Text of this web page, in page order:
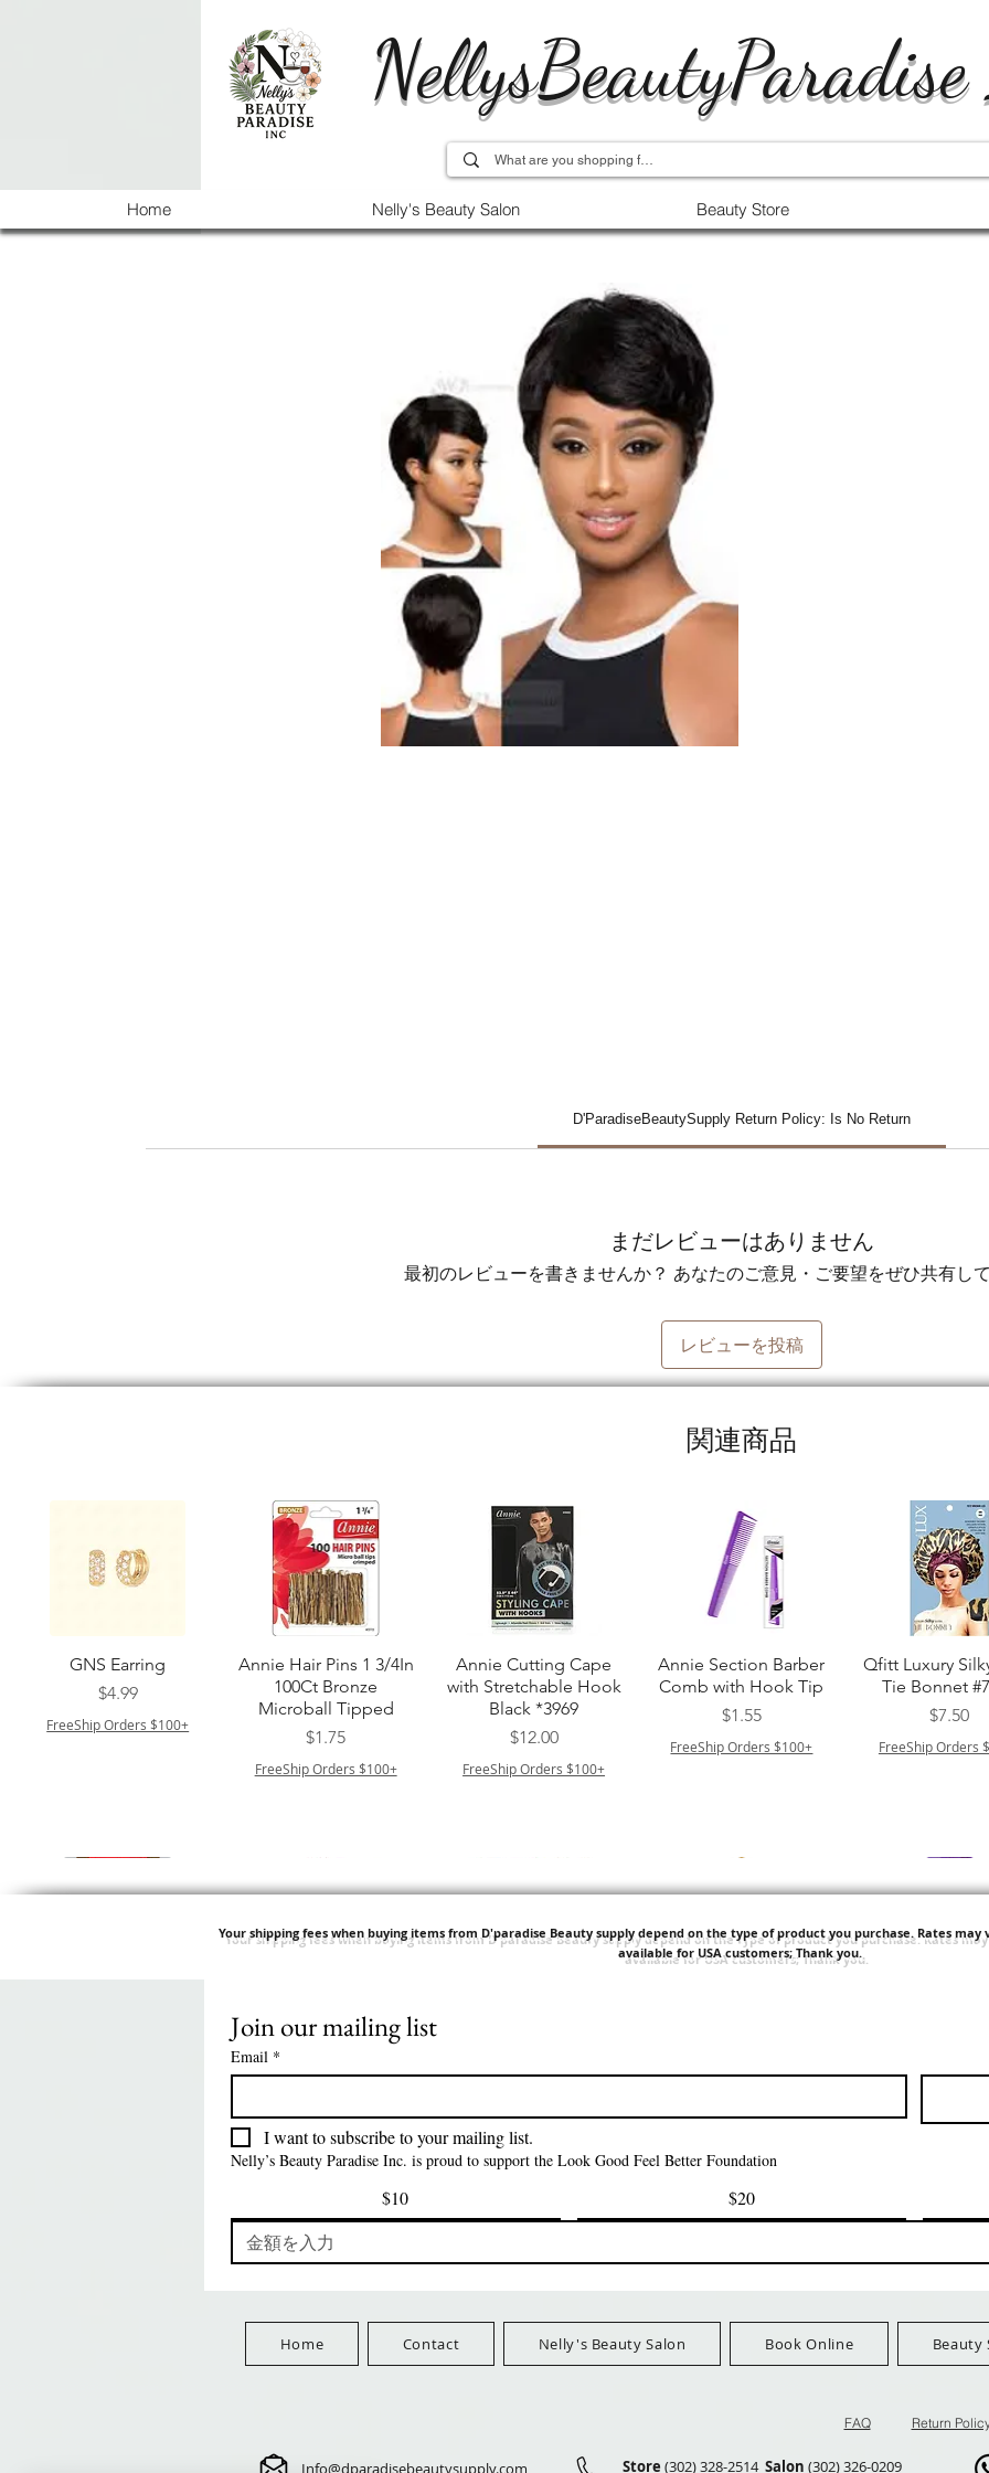
Home Nelly's Beauty Salon Beauty Store
D'ParadiseBeautySupply Return Policy: Is No Return
まだレビューはありません
最初のレビューを書きませんか？ あなたのご意見・ご要望をぜひ共有して
レビューを投稿
関連商品
クイックビュー
GNS Earring
価格
$4.99
FreeShip Orders $100+
クイックビュー
Annie Hair Pins 1 3/4In
100Ct Bronze
Microball Tipped
価格
$1.75
FreeShip Orders $100+
クイックビュー
Annie Cutting Cape
with Stretchable Hook
Black *3969
価格
$12.00
FreeShip Orders $100+
クイックビュー
Annie Section Barber
Comb with Hook Tip
価格
$1.55
FreeShip Orders $100+
クイックビ
Qfitt Luxury
Tie Bonnet
価格
$7.50
FreeShip Orders
クイックビュー
QFITT ORGANIC
DRAWSTRING SLEEP
FreeShip Orders $100+
FreeShip Orders $100+
価格
$42.00
価格
$24.99
クイックビュー
Harlem 125 Gogo
Time Synthetic Hair
Wig - GGT03
FreeShip Orders $100+
Your shipping fees when buying items from D'paradise Beauty supply depend on the type of product you purchase. Rates may
available for USA customers; Thank you.
Join our mailing list
Email *
I want to subscribe to your mailing list.
Nelly’s Beauty Paradise Inc. is proud to support the Look Good Feel Better Foundation
$10 $20
Home Contact Nelly's Beauty Salon Book Online Beauty
FAQ Return
Info@dparadisebeautysupply.com Store (302) 328-2514 Salon (302) 326-0209